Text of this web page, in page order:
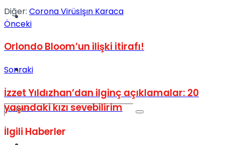
Dünya
Podcast
Diğer: Corona VirüsIşın Karaca
Önceki
Orlondo Bloom’un ilişki itirafı!
Sonraki
İzzet Yıldızhan’dan ilginç açıklamalar: 20
yaşındaki kızı sevebilirim
İlgili Haberler